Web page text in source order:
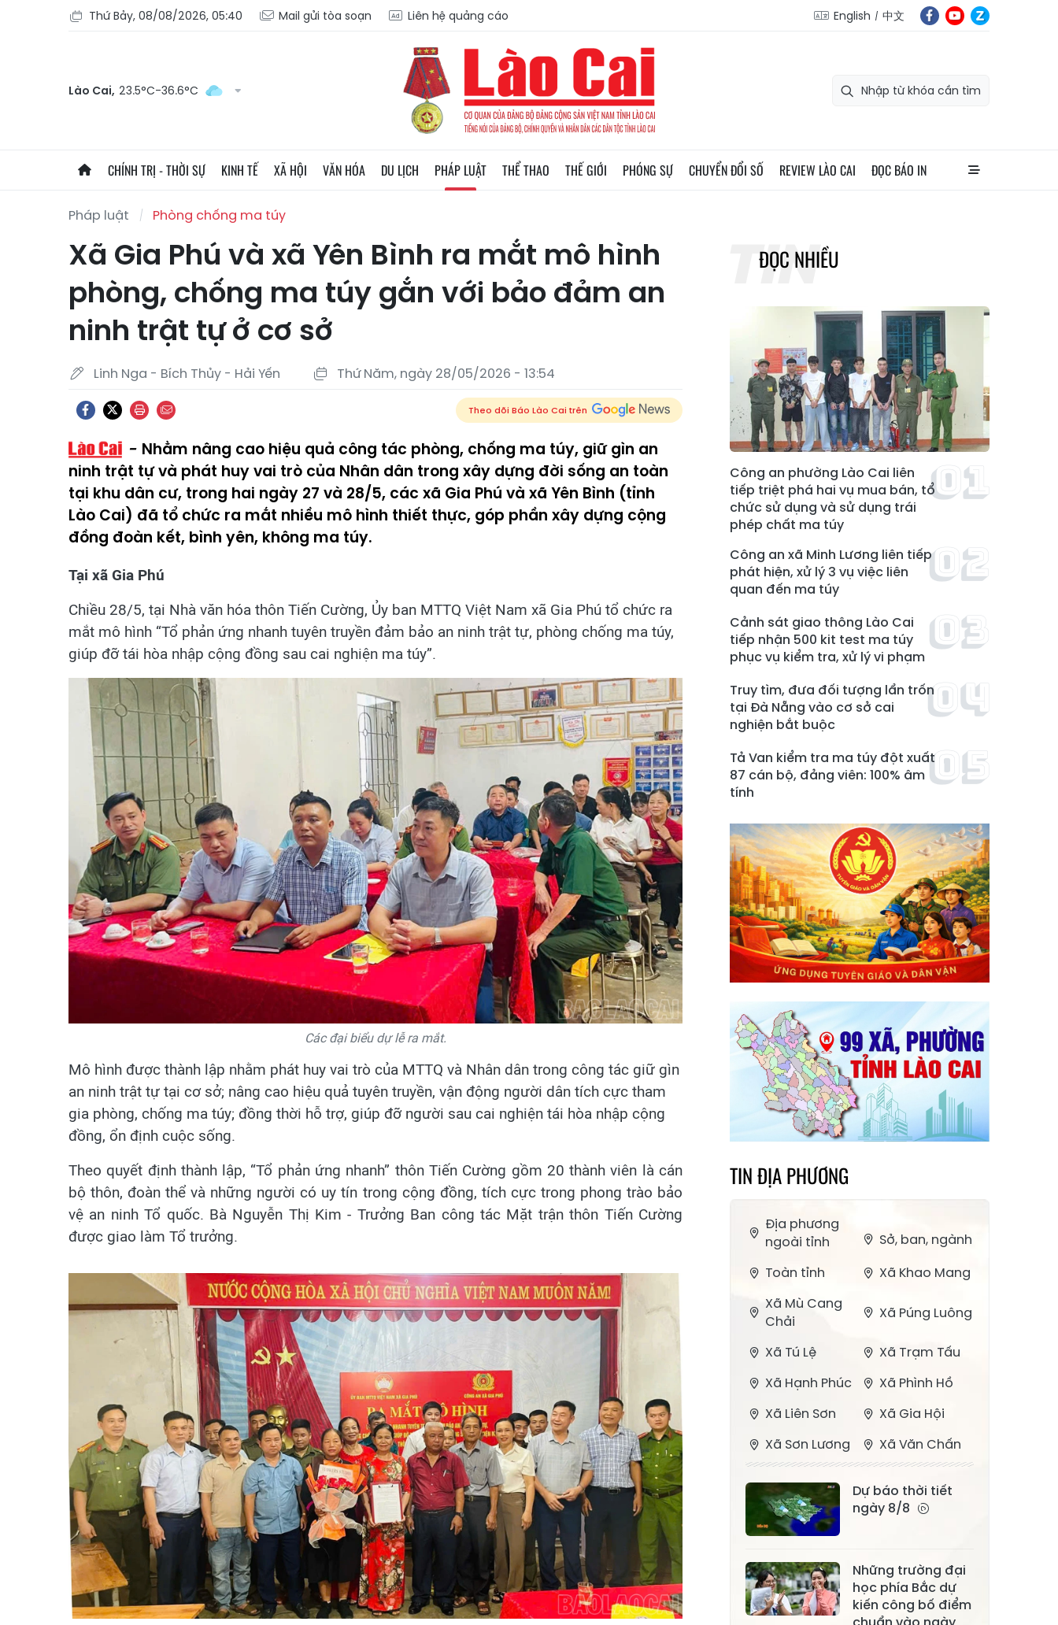
Thứ Bảy, 08/08/2026, 05:40 Mail gửi tòa soạn Liên hệ quảng cáo English 中文
Lào Cai, 23.5°C-36.6°C
CHÍNH TRỊ - THỜI SỰ KINH TẾ XÃ HỘI VĂN HÓA DU LỊCH PHÁP LUẬT THỂ THAO THẾ GIỚI PHÓNG SỰ CHUYỂN ĐỔI SỐ REVIEW LÀO CAI ĐỌC BÁO IN
Pháp luật Phòng chống ma túy
Xã Gia Phú và xã Yên Bình ra mắt mô hình
phòng, chống ma túy gắn với bảo đảm an
ninh trật tự ở cơ sở
Linh Nga - Bích Thủy - Hải Yến Thứ Năm, ngày 28/05/2026 - 13:54
Theo dõi Báo Lào Cai trên
Nhằm nâng cao hiệu quả công tác phòng, chống ma túy, giữ gìn an
ninh trật tự và phát huy vai trò của Nhân dân trong xây dựng đời sống an toàn
tại khu dân cư, trong hai ngày 27 và 28/5, các xã Gia Phú và xã Yên Bình (tỉnh
Lào Cai) đã tổ chức ra mắt nhiều mô hình thiết thực, góp phần xây dựng cộng
đồng đoàn kết, bình yên, không ma túy.
Tại xã Gia Phú
Chiều 28/5, tại Nhà văn hóa thôn Tiến Cường, Ủy ban MTTQ Việt Nam xã Gia Phú tổ chức ra
mắt mô hình “Tổ phản ứng nhanh tuyên truyền đảm bảo an ninh trật tự, phòng chống ma túy,
giúp đỡ tái hòa nhập cộng đồng sau cai nghiện ma túy”.
Các đại biểu dự lễ ra mắt.
Mô hình được thành lập nhằm phát huy vai trò của MTTQ và Nhân dân trong công tác giữ gìn
an ninh trật tự tại cơ sở; nâng cao hiệu quả tuyên truyền, vận động người dân tích cực tham
gia phòng, chống ma túy; đồng thời hỗ trợ, giúp đỡ người sau cai nghiện tái hòa nhập cộng
đồng, ổn định cuộc sống.
Theo quyết định thành lập, “Tổ phản ứng nhanh” thôn Tiến Cường gồm 20 thành viên là cán
bộ thôn, đoàn thể và những người có uy tín trong cộng đồng, tích cực trong phong trào bảo
vệ an ninh Tổ quốc. Bà Nguyễn Thị Kim - Trưởng Ban công tác Mặt trận thôn Tiến Cường
được giao làm Tổ trưởng.
ĐỌC NHIỀU
Công an phường Lào Cai liên
tiếp triệt phá hai vụ mua bán, tổ
chức sử dụng và sử dụng trái
phép chất ma túy
Công an xã Minh Lương liên tiếp
phát hiện, xử lý 3 vụ việc liên
quan đến ma túy
Cảnh sát giao thông Lào Cai
tiếp nhận 500 kit test ma túy
phục vụ kiểm tra, xử lý vi phạm
Truy tìm, đưa đối tượng lẩn trốn
tại Đà Nẵng vào cơ sở cai
nghiện bắt buộc
Tả Van kiểm tra ma túy đột xuất
87 cán bộ, đảng viên: 100% âm
tính
TIN ĐỊA PHƯƠNG
Địa phương
ngoài tỉnh
Sở, ban, ngành
Toàn tỉnh
Xã Khao Mang
Xã Mù Cang
Chải
Xã Púng Luông
Xã Tú Lệ
Xã Trạm Tấu
Xã Hạnh Phúc
Xã Phình Hồ
Xã Liên Sơn
Xã Gia Hội
Xã Sơn Lương
Xã Văn Chấn
Bằng La
Xã Chấn Thịnh
Xã Nghĩa Tâm
Xã Châu Quế
Xã Lâm Giang
Xã Đông
Xã Tân Hợp
Dự báo thời tiết
ngày 8/8
Những trường đại
học phía Bắc dự
kiến công bố điểm